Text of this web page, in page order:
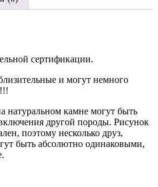
сертификации.
и могут немного
натуральном камне могут быть
другой породы. Рисунок
поэтому несколько друз,
быть абсолютно одинаковыми,